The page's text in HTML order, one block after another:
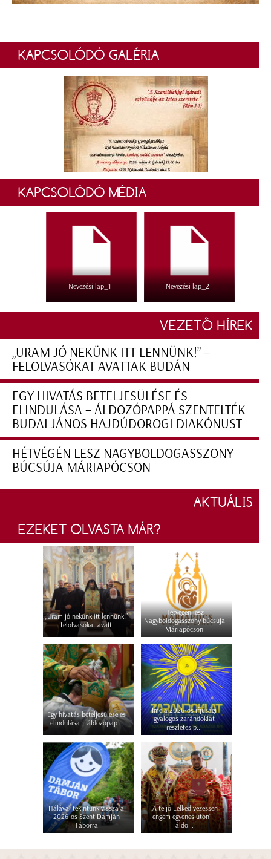
KAPCSOLÓDÓ GALÉRIA
KAPCSOLÓDÓ MÉDIA
Nevezési lap_1 Nevezési lap_2
VEZETŐ HÍREK
„URAM JÓ NEKÜNK ITT LENNÜNK!” –
FELOLVASÓKAT AVATTAK BUDÁN
EGY HIVATÁS BETELJESÜLÉSE ÉS
ELINDULÁSA – ÁLDOZÓPAPPÁ SZENTELTÉK
BUDAI JÁNOS HAJDÚDOROGI DIAKÓNUST
HÉTVÉGÉN LESZ NAGYBOLDOGASSZONY
BÚCSÚJA MÁRIAPÓCSON
AKTUÁLIS
EZEKET OLVASTA MÁR?
„Uram jó nekünk itt lennünk!”
– felolvasókat avatt...
Hétvégén lesz
Nagyboldogasszony búcsúja
Máriapócson
Egy hivatás beteljesülése és
elindulása – áldozópap...
Íme a 2026-os ifjúsági
gyalogos zarándoklat
részletes p...
Hálával tekintünk vissza a
2026-os Szent Damján
Táborra
„A te jó Lelked vezessen
engem egyenes úton” –
áldo...